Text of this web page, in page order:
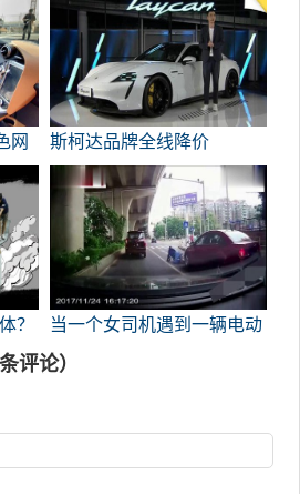
网
斯柯达品牌全线降价
？
当一个女司机遇到一辆电动
车过马路时，她毫不留情，
条评论）